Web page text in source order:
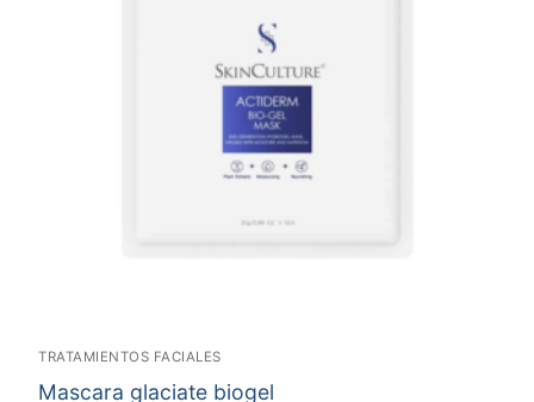
TRATAMIENTOS FACIALES
Mascara glaciate biogel